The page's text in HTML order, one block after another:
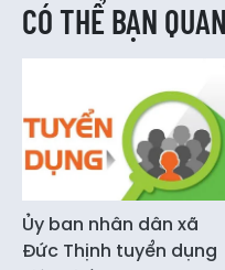
CÓ THỂ BẠN
Ủy ban nhân dân xã
Đức Thịnh tuyển dụng